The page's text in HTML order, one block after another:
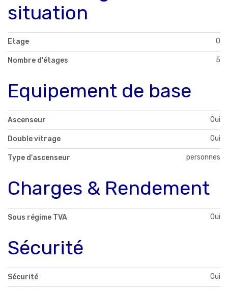
situation
Etage 0
Nombre d'étages 5
Equipement de base
Ascenseur Oui
Double vitrage Oui
Type d'ascenseur personnes
Charges & Rendement
Sous régime TVA Oui
Sécurité
Sécurité Oui